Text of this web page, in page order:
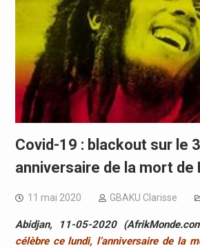
Covid-19 : blackout sur le
anniversaire de la mort de
11 mai 2020 GBAKU Clarisse
Abidjan, 11-05-2020
célèbre ce lundi, l’anniversaire de la